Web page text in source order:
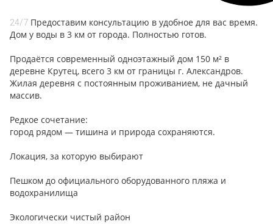
24/7 Предоставим консультацию в удобное для вас время.
Дом у воды в 3 км от города. Полностью готов.
Продаётся современный одноэтажный дом 150 м² в
деревне Крутец, всего 3 км от границы г. Александров.
Жилая деревня с постоянным проживанием, не дачный
массив.
Редкое сочетание:
город рядом — тишина и природа сохраняются.
Локация, за которую выбирают
Пешком до официального оборудованного пляжа и
водохранилища
Экологически чистый район